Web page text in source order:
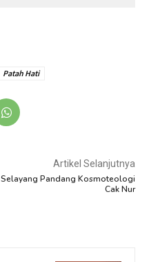
Patah Hati
Artikel Selanjutnya
Selayang Pandang Kosmoteologi
Cak Nur